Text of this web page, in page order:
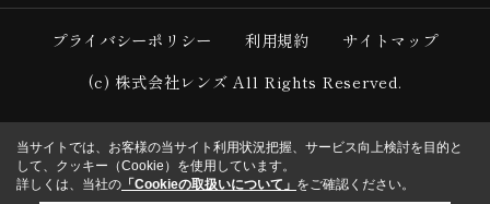
プライバシーポリシー 利用規約
サイトマップ
(c) 株式会社レンズ All Rights Reserved.
当サイトでは、お客様の当サイト利用状況把握、サービス向上検討を目的と
して、クッキー（Cookie）を使用しています。
詳しくは、当社の 「Cookieの取扱いについて」 をご確認ください。